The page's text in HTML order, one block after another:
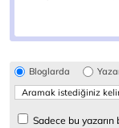
Bloglarda
Sadece bu yazarın